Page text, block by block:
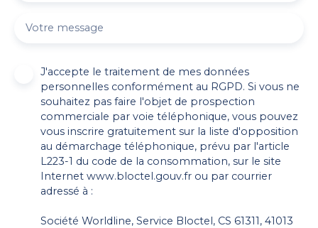
Votre message
J'accepte le traitement de mes données
personnelles conformément au RGPD. Si vous ne
souhaitez pas faire l'objet de prospection
commerciale par voie téléphonique, vous pouvez
vous inscrire gratuitement sur la liste d'opposition
au démarchage téléphonique, prévu par l'article
L223-1 du code de la consommation, sur le site
Internet www.bloctel.gouv.fr ou par courrier
adressé à :
Société Worldline, Service Bloctel, CS 61311, 41013